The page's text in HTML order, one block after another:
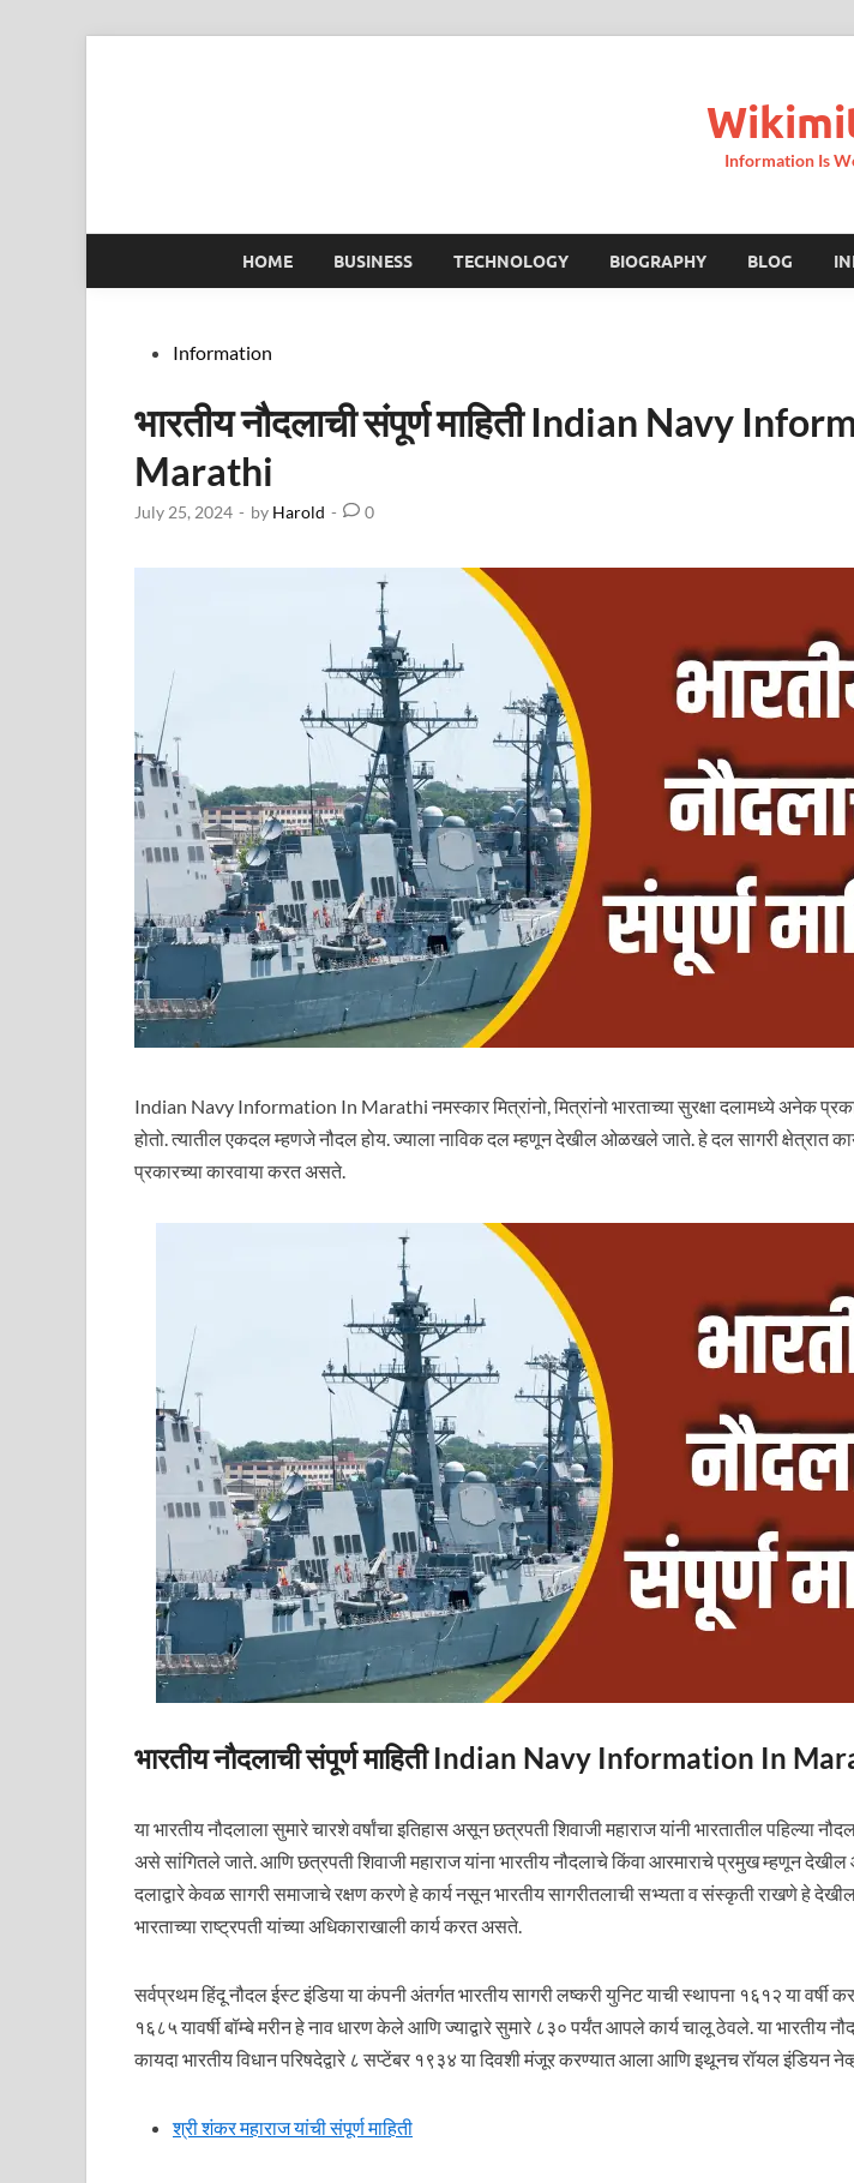
Information Is
HOME BUSINESS TECHNOLOGY BIOGRAPHY BLOG
PostedInformation
भारतीय नौदलाची संपूर्ण माहिती Indian Navy
Marathi
July 25, 2024 - by Harold - 0
Indian Navy Information In Marathi नमस्कार मित्रांनो, मित्रांनो भारताच्या सुरक्षा दलामध्ये अनेक
होतो. त्यातील एकदल म्हणजे नौदल होय. ज्याला नाविक दल म्हणून देखील ओळखले जाते. हे दल सागरी क्षेत्रात
प्रकारच्या कारवाया करत असते.
भारतीय नौदलाची संपूर्ण माहिती Indian Navy Information In
या भारतीय नौदलाला सुमारे चारशे वर्षांचा इतिहास असून छत्रपती शिवाजी महाराज यांनी भारतातील पहिल्या
असे सांगितले जाते. आणि छत्रपती शिवाजी महाराज यांना भारतीय नौदलाचे किंवा आरमाराचे प्रमुख म्हणून
दलाद्वारे केवळ सागरी समाजाचे रक्षण करणे हे कार्य नसून भारतीय सागरीतलाची सभ्यता व संस्कृती राखणे हे
भारताच्या राष्ट्रपती यांच्या अधिकाराखाली कार्य करत असते.
सर्वप्रथम हिंदू नौदल ईस्ट इंडिया या कंपनी अंतर्गत भारतीय सागरी लष्करी युनिट याची स्थापना १६१२ या वर्षी
१६८५ यावर्षी बॉम्बे मरीन हे नाव धारण केले आणि ज्याद्वारे सुमारे ८३० पर्यंत आपले कार्य चालू ठेवले. या भारतीय
कायदा भारतीय विधान परिषदेद्वारे ८ सप्टेंबर १९३४ या दिवशी मंजूर करण्यात आला आणि इथूनच रॉयल इंडियन
श्री शंकर महाराज यांची संपूर्ण माहिती